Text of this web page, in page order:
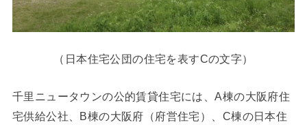
（日本住宅公団の住宅を表すCの文字）
千里ニュータウンの公的賃貸住宅には、A棟の大阪府住
宅供給公社、B棟の大阪府（府営住宅）、C棟の日本住